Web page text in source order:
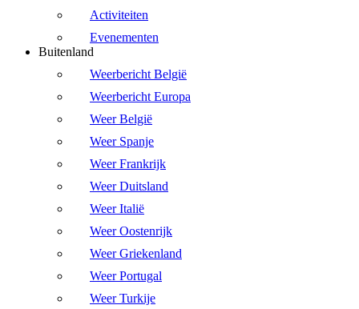
Activiteiten
Evenementen
Buitenland
Weerbericht België
Weerbericht Europa
Weer België
Weer Spanje
Weer Frankrijk
Weer Duitsland
Weer Italië
Weer Oostenrijk
Weer Griekenland
Weer Portugal
Weer Turkije